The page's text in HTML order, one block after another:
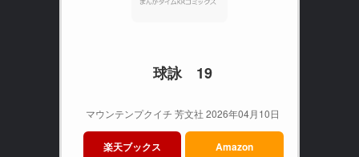
球詠 19
マウンテンプクイチ 芳文社 2026年04月10日
楽天ブックス Amazon